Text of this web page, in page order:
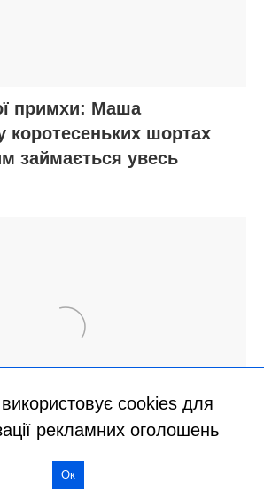
cookies для
рекламних оголошень
Ок